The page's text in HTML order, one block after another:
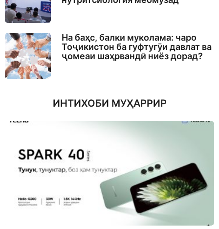
На баҳс, балки муколама: чаро
Тоҷикистон ба гуфтугӯи давлат ва
ҷомеаи шаҳрвандӣ ниёз дорад?
ИНТИХОБИ МУҲАРРИР